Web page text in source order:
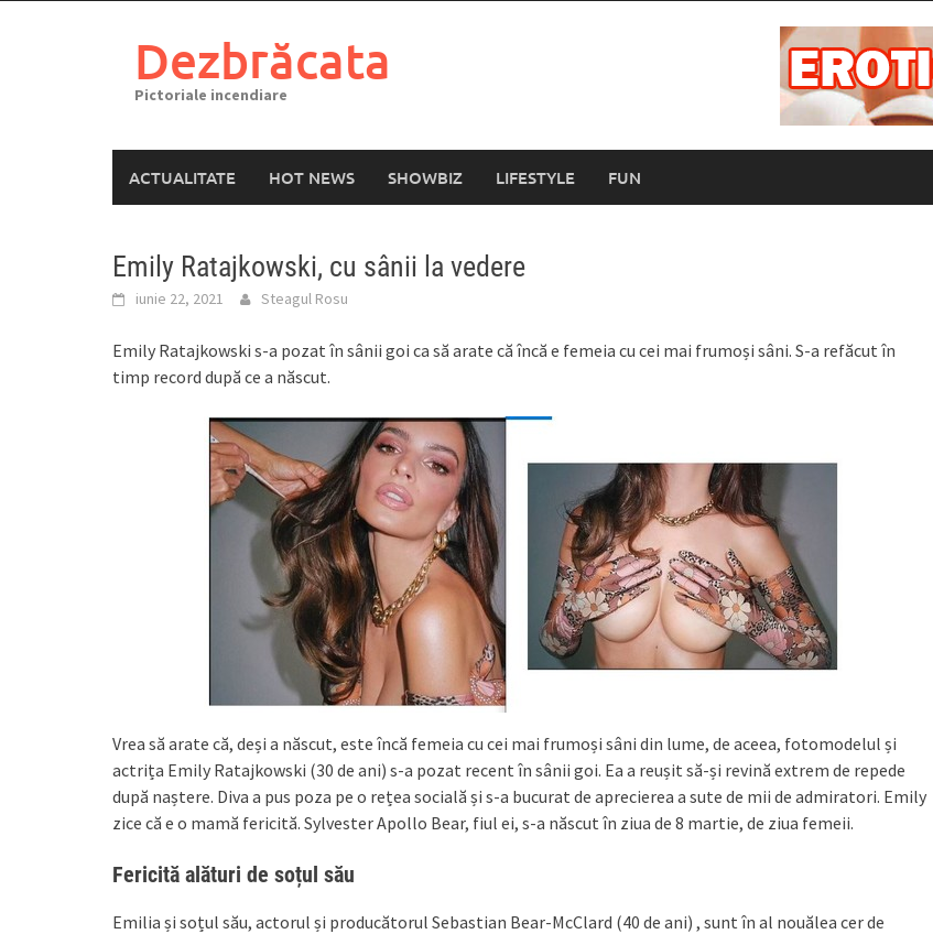
Dezbrăcata
Pictoriale incendiare
ACTUALITATE HOT NEWS SHOWBIZ LIFESTYLE FUN
Emily Ratajkowski, cu sânii la vedere
iunie 22, 2021 Steagul Rosu
Emily Ratajkowski s-a pozat în sânii goi ca să arate că încă e femeia cu cei mai frumoși sâni. S-a refăcut în
timp record după ce a născut.
Vrea să arate că, deși a născut, este încă femeia cu cei mai frumoși sâni din lume, de aceea, fotomodelul și
actrița Emily Ratajkowski (30 de ani) s-a pozat recent în sânii goi. Ea a reușit să-și revină extrem de repede
după naștere. Diva a pus poza pe o rețea socială și s-a bucurat de aprecierea a sute de mii de admiratori. Emily
zice că e o mamă fericită. Sylvester Apollo Bear, fiul ei, s-a născut în ziua de 8 martie, de ziua femeii.
Fericită alături de soțul său
Emilia și soțul său, actorul și producătorul Sebastian Bear-McClard (40 de ani) , sunt în al nouălea cer de